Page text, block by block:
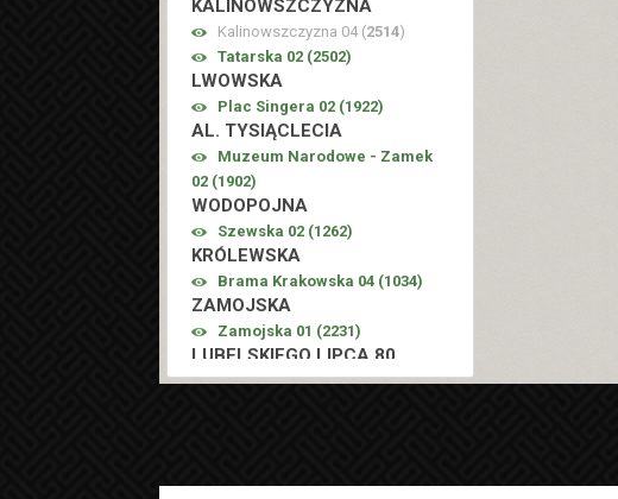
KALINOWSZCZYZNA
Kalinowszczyzna 04 (2514)
Tatarska 02 (2502)
LWOWSKA
Plac Singera 02 (1922)
AL. TYSIĄCLECIA
Muzeum Narodowe - Zamek
02 (1902)
WODOPOJNA
Szewska 02 (1262)
KRÓLEWSKA
Brama Krakowska 04 (1034)
ZAMOJSKA
Zamojska 01 (2231)
LUBELSKIEGO LIPCA 80
Rondo Lubelskiego Lipca 03